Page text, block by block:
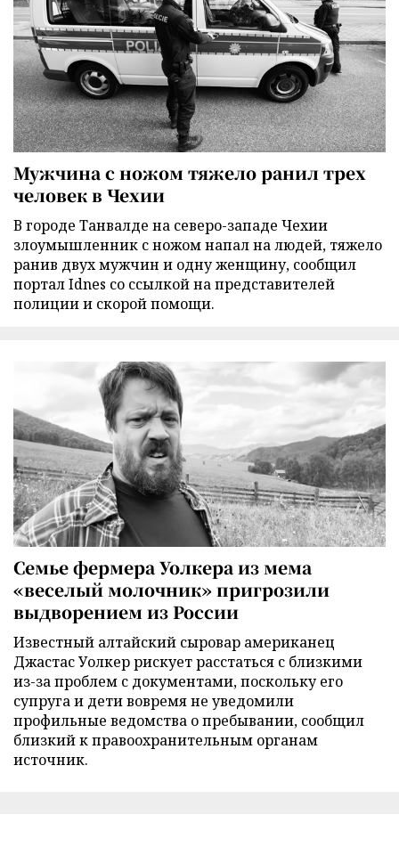
Мужчина с ножом тяжело ранил трех
человек в Чехии
В городе Танвалде на северо-западе Чехии
злоумышленник с ножом напал на людей, тяжело
ранив двух мужчин и одну женщину, сообщил
портал Idnes со ссылкой на представителей
полиции и скорой помощи.
Семье фермера Уолкера из мема
«веселый молочник» пригрозили
выдворением из России
Известный алтайский сыровар американец
Джастас Уолкер рискует расстаться с близкими
из-за проблем с документами, поскольку его
супруга и дети вовремя не уведомили
профильные ведомства о пребывании, сообщил
близкий к правоохранительным органам
источник.